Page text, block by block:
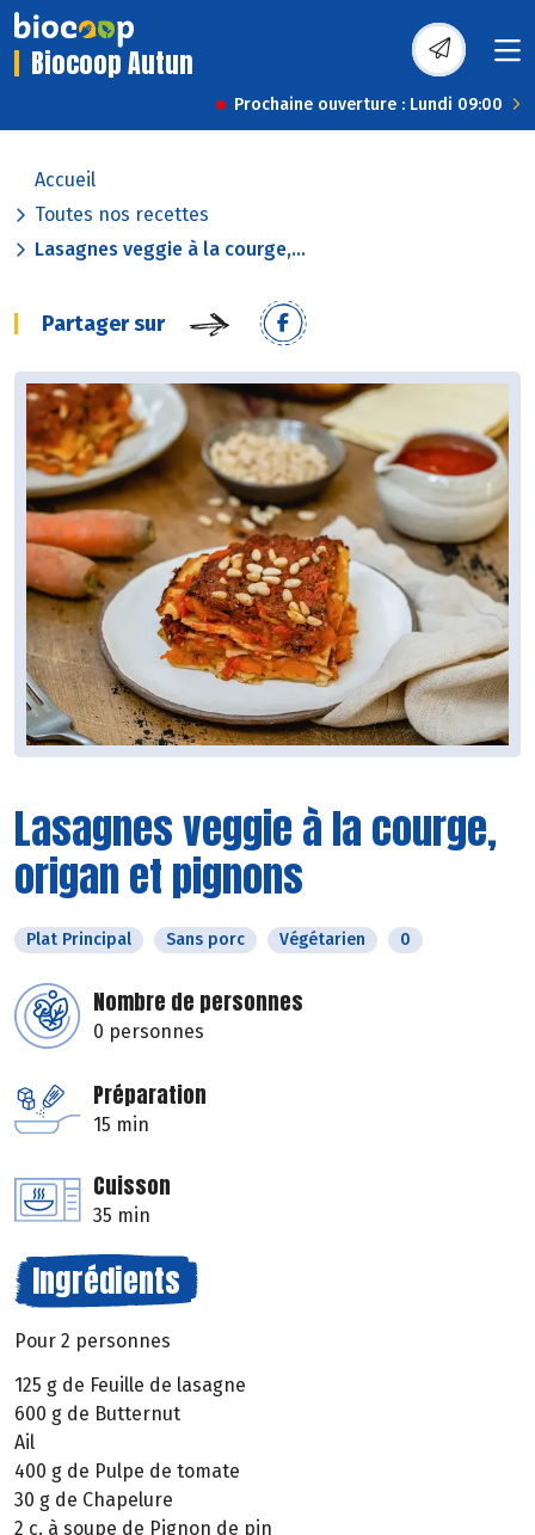
Biocoop Autun
Prochaine ouverture : Lundi 09:00
Accueil
Toutes nos recettes
Lasagnes veggie à la courge,...
Partager sur
Lasagnes veggie à la courge,
origan et pignons
Plat Principal Sans porc Végétarien 0
Nombre de personnes
0 personnes
Préparation
15 min
Cuisson
35 min
Ingrédients
Pour 2 personnes
125 g de Feuille de lasagne
600 g de Butternut
Ail
400 g de Pulpe de tomate
30 g de Chapelure
2 c. à soupe de Pignon de pin